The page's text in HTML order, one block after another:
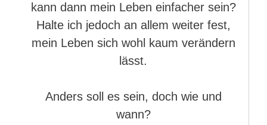
kann dann mein Leben einfacher sein?
Halte ich jedoch an allem weiter fest,
mein Leben sich wohl kaum verändern
lässt.
Anders soll es sein, doch wie und
wann?